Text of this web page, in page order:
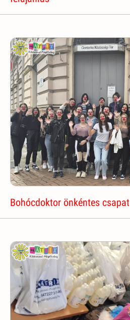
Bohócdoktor önkéntes csapat